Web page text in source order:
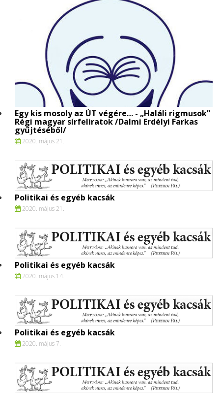
Egy kis mosoly az ÚT végére… - „Haláli rigmusok”
Régi magyar sírfeliratok /Dalmi Erdélyi Farkas
gyűjtéséből/
2020. május 21.
Politikai és egyéb kacsák
2020. május 21.
Politikai és egyéb kacsák
2020. május 14.
Politikai és egyéb kacsák
2020. május 7.